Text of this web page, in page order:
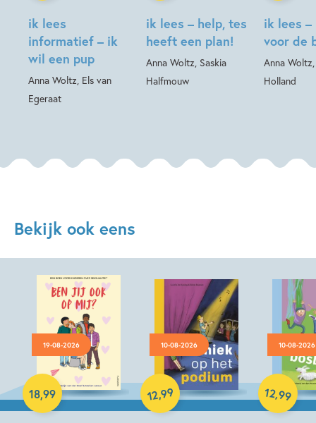
ik lees
informatief – ik
wil een pup
Anna Woltz, Els van
Egeraat
ik lees – help, tes
heeft een plan!
Anna Woltz, Saskia
Halfmouw
ik lees –
voor de
Anna
Holland
Bekijk ook eens
19-08-2026
18,99
Hardcover
10-08-2026
12,99
Hardcover
10-08-2026
12,99
Hardcover